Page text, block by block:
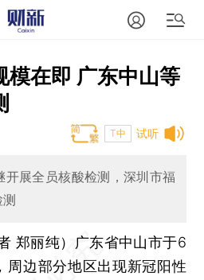
模在即 广东中山等
试听
T中
开展全员核酸检测，深圳市福
郑丽纯）
广东省中山市于6
周边部分地区出现新冠阳性